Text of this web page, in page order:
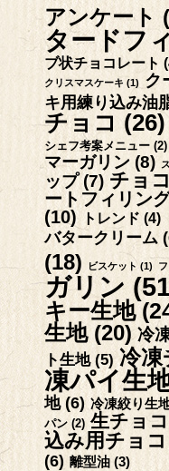
アンケート
タードフ
ブ状チョコレート
クリスマスケーキ (1) ク
キ用練り込み油
チョコ (26)
シェフ考案メニュー (2)
マーガリン (8)
ップ(7) チョ
ートフィリン
(10)
トレンド (4)
バタークリーム
(18)
ビスケット(1)
ガリン
キー生地
生地(20) 冷
ト生地(5) 冷凍
凍パイ生
地(6) 冷凍絞り生
パン (2) 生チョ
込み用チョ
(6) 離型油 (3)